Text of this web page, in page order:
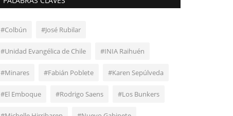
#Colbún #José Rubilar
#Unidad Evangélica de Chile #INIA Raihuén
#Minares #Fabián Poblete #Karen Sepúlveda
#El Emboque #Rodrigo Saens #Los Bunkers